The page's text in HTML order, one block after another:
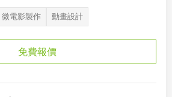
微電影製作 動畫設計
免費報價